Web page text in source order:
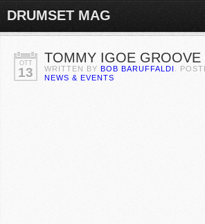
DRUMSET MAG
OTT
13
TOMMY IGOE GROOVE
WRITTEN BY BOB BARUFFALDI .
NEWS & EVENTS